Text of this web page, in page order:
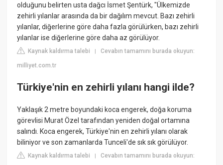
olduğunu belirten usta dağcı İsmet Şentürk, "Ülkemizde
zehirli yılanlar arasında da bir dağılım mevcut. Bazı zehirli
yılanlar, diğerlerine göre daha fazla görülürken, bazı zehirli
yılanlar ise diğerlerine göre daha az görülüyor.
Kaynak kaldırma talebi |Cevabın tamamını burada okuyun:
milliyet.com.tr
Türkiye'nin en zehirli yılanı hangi ilde?
Yaklaşık 2 metre boyundaki koca engerek, doğa koruma
görevlisi Murat Özel tarafından yeniden doğal ortamına
salındı. Koca engerek, Türkiye'nin en zehirli yılanı olarak
biliniyor ve son zamanlarda Tunceli'de sık sık görülüyor.
Kaynak kaldırma talebi |Cevabın tamamını burada okuyun: